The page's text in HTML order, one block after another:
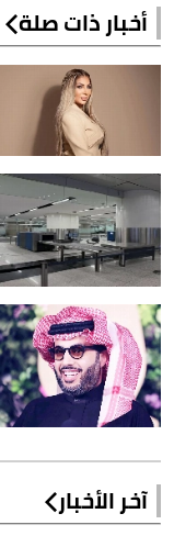
أخبار ذات صلة
آخر الأخبار